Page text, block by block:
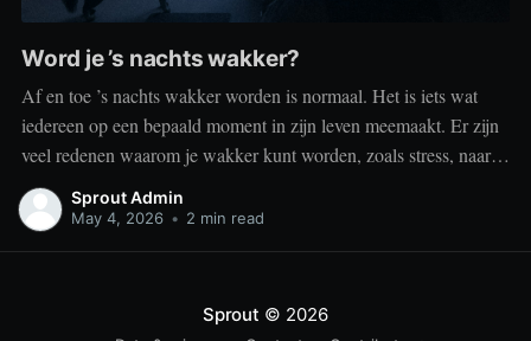
Word je ’s nachts wakker?
Af en toe ’s nachts wakker worden is normaal. Het is iets wat
iedereen op een bepaald moment in zijn leven meemaakt. Er zijn
veel redenen waarom je wakker kunt worden, zoals stress, naar
het toilet moeten, je omgeving of medische aandoeningen die je
slaap beïnvloeden. Dit is geen probleem
Sprout Admin
May 4, 2026 • 2 min read
Sprout © 2026